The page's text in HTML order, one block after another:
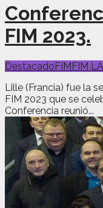
FIM 2023.
DestacadoFIMFIM LA
Lille (Francia) fue la
FIM 2023 que se
Conferencia reunió...